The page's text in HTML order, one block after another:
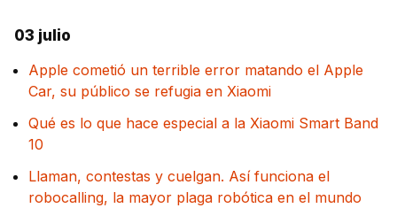
03 julio
Apple cometió un terrible error matando el Apple
Car, su público se refugia en Xiaomi
Qué es lo que hace especial a la Xiaomi Smart Band
10
Llaman, contestas y cuelgan. Así funciona el
robocalling, la mayor plaga robótica en el mundo